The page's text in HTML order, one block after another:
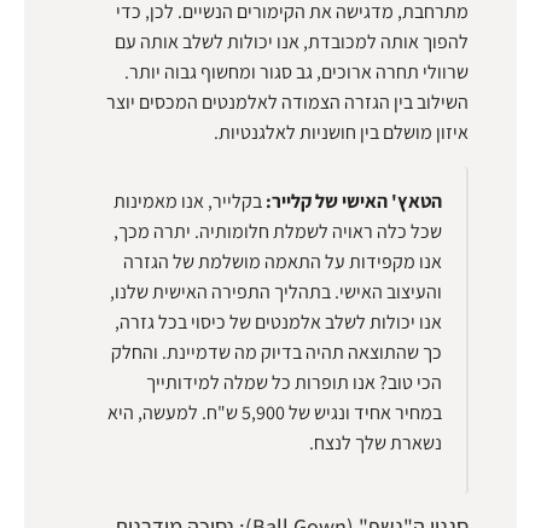
מתרחבת, מדגישה את הקימורים הנשיים. לכן, כדי
להפוך אותה למכובדת, אנו יכולות לשלב אותה עם
שרוולי תחרה ארוכים, גב סגור ומחשוף גבוה יותר.
השילוב בין הגזרה הצמודה לאלמנטים המכסים יוצר
איזון מושלם בין חושניות לאלגנטיות.
הטאץ' האישי של קלייר:בקלייר, אנו מאמינות
שכל כלה ראויה לשמלת חלומותיה. יתרה מכך,
אנו מקפידות על התאמה מושלמת של הגזרה
והעיצוב האישי. בתהליך התפירה האישית שלנו,
אנו יכולות לשלב אלמנטים של כיסוי בכל גזרה,
כך שהתוצאה תהיה בדיוק מה שדמיינת. והחלק
הכי טוב? אנו תופרות כל שמלה למידותייך
במחיר אחיד ונגיש של 5,900 ש"ח. למעשה, היא
נשארת שלך לנצח.